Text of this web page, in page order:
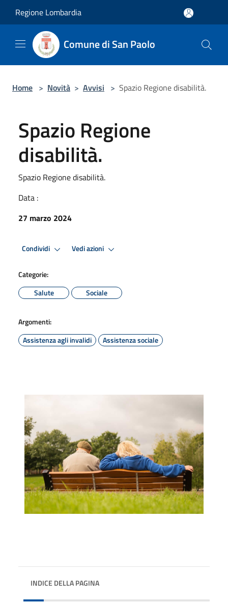
Regione Lombardia
Comune di San Paolo
Home > Novità > Avvisi > Spazio Regione disabilità.
Spazio Regione
disabilità.
Spazio Regione disabilità.
Data :
27 marzo 2024
Condividi Vedi azioni
Categorie:
Salute
Sociale
Argomenti:
Assistenza agli invalidi
Assistenza sociale
INDICE DELLA PAGINA